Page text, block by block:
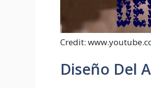
Credit:
Diseño Del